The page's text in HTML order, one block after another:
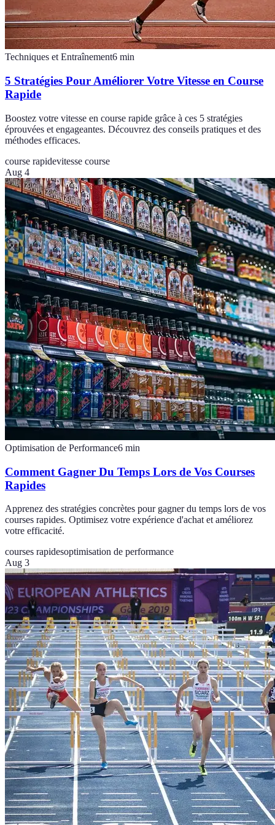
Techniques et Entraînement6 min
5 Stratégies Pour Améliorer Votre Vitesse en Course
Rapide
Boostez votre vitesse en course rapide grâce à ces 5 stratégies
éprouvées et engageantes. Découvrez des conseils pratiques et des
méthodes efficaces.
course rapidevitesse course
Aug 4
Optimisation de Performance6 min
Comment Gagner Du Temps Lors de Vos Courses
Rapides
Apprenez des stratégies concrètes pour gagner du temps lors de vos
courses rapides. Optimisez votre expérience d'achat et améliorez
votre efficacité.
courses rapidesoptimisation de performance
Aug 3